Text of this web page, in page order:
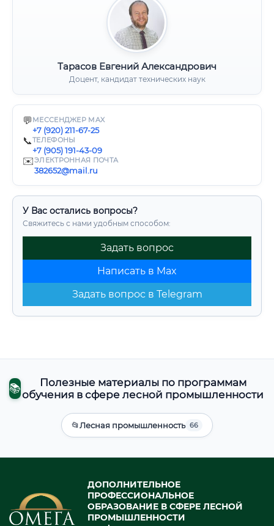
Тарасов Евгений Александрович
Доцент, кандидат технических наук
💬 МЕССЕНДЖЕР MAX
+7 (920) 211-67-25
📞ТЕЛЕФОНЫ
+7 (905) 191-43-09
✉️ЭЛЕКТРОННАЯ ПОЧТА
382652@mail.ru
У Вас остались вопросы?
Свяжитесь с нами удобным способом:
Задать вопрос
Написать в Max
Задать вопрос в Telegram
📚
Полезные материалы по программам
обучения в сфере лесной промышленности
📂Лесная промышленность 66
ДОПОЛНИТЕЛЬНОЕ
ПРОФЕССИОНАЛЬНОЕ
ОБРАЗОВАНИЕ В СФЕРЕ ЛЕСНОЙ
ПРОМЫШЛЕННОСТИ